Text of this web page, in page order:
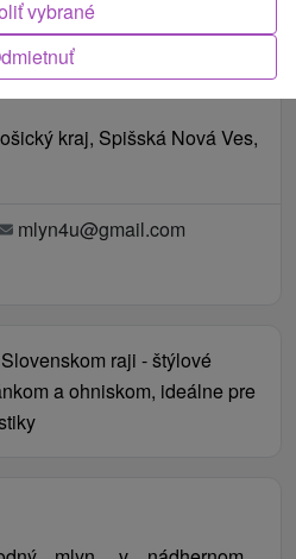
kraj, Spišská Nová Ves,
mlyn4u@gmail.com
raji - štýlové
a ohniskom, ideálne pre
vybrané